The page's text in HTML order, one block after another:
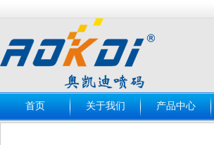
首页 关于我们 产品中心